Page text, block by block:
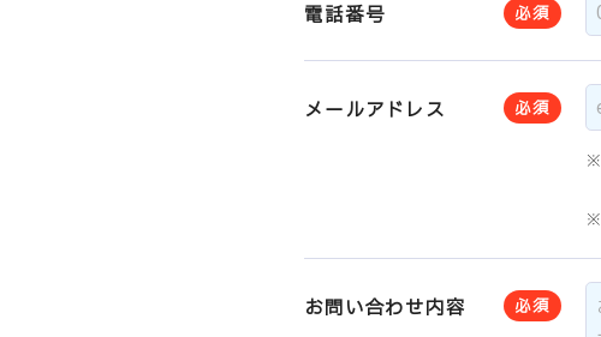
電話番号 必須
メールアドレス 必須
お問い合わせ内容 必須